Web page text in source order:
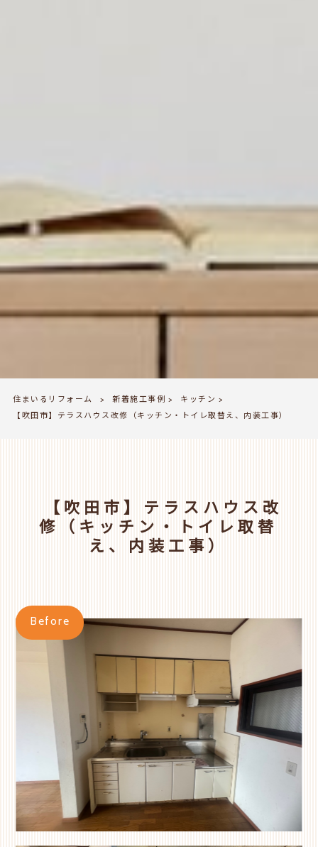
住まいるリフォーム > 新着施工事例 > キッチン >
【吹田市】テラスハウス改修（キッチン・トイレ取替え、内装工事）
【吹田市】テラスハウス改
修（キッチン・トイレ取替
え、内装工事）
Before